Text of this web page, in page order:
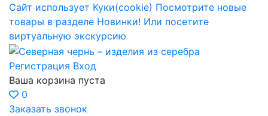
Сайт использует Куки(cookie) Посмотрите новые
товары в разделе Новинки! Или посетите
виртуальную экскурсию
Регистрация Вход
Ваша корзина пуста
0
Заказать звонок